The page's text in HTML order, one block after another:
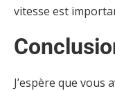
vitesse est
J’espère que